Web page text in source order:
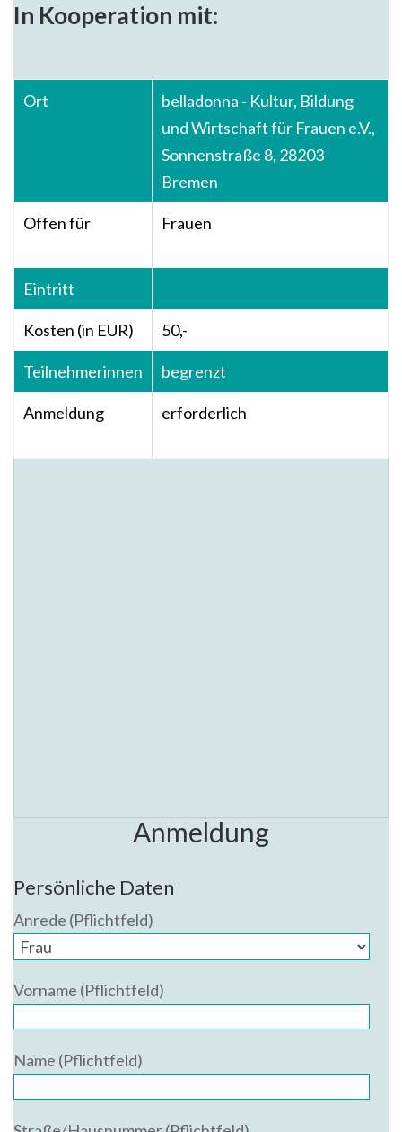
In Kooperation mit:
Ort
belladonna - Kultur, Bildung
und Wirtschaft für Frauen e.V.,
Sonnenstraße 8, 28203
Bremen
Offen für Frauen
Eintritt
Kosten (in EUR) 50,-
Teilnehmerinnen begrenzt
Anmeldung erforderlich
Anmeldung
Persönliche Daten
Anrede (Pflichtfeld)
Vorname (Pflichtfeld)
Name (Pflichtfeld)